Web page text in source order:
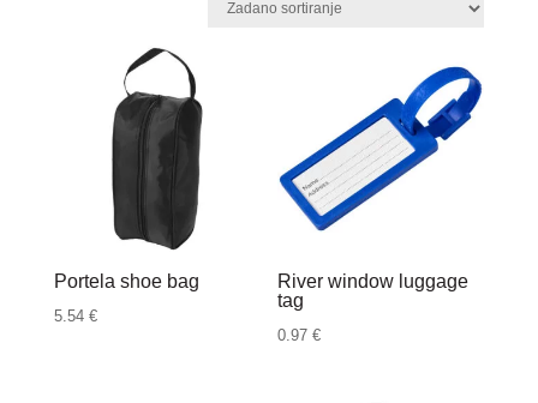
Portela shoe bag
5.54 €
River window luggage
tag
0.97€